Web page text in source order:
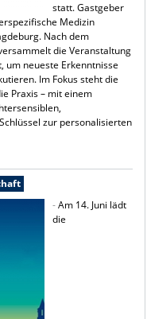
statt. Gastgeber
Medizin
Nach dem
die Veranstaltung
um neueste Erkenntnisse
Im Fokus steht die
Praxis – mit einem
zur personalisierten
-Am 14. Juni lädt
die